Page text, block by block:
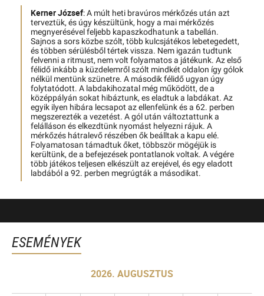
Kerner József: A múlt heti bravúros mérkőzés után azt
terveztük, és úgy készültünk, hogy a mai mérkőzés
megnyerésével feljebb kapaszkodhatunk a tabellán.
Sajnos a sors közbe szólt, több kulcsjátékos lebetegedett,
és többen sérülésből tértek vissza. Nem igazán tudtunk
felvenni a ritmust, nem volt folyamatos a játékunk. Az első
félidő inkább a küzdelemről szólt mindkét oldalon így gólok
nélkül mentünk szünetre. A második félidő ugyan úgy
folytatódott. A labdakihozatal még működött, de a
középpályán sokat hibáztunk, es eladtuk a labdákat. Az
egyik ilyen hibára lecsapot az ellenfelünk és a 62. perben
megszerezték a vezetést. A gól után változtattunk a
felálláson és elkezdtünk nyomást helyezni rájuk. A
mérkőzés hátralevő részében ők beálltak a kapu elé.
Folyamatosan támadtuk őket, többször mögéjük is
kerültünk, de a befejezések pontatlanok voltak. A végére
több játékos teljesen elkészült az erejével, és egy eladott
labdából a 92. perben megrúgták a másodikat.
ESEMÉNYEK
2026. AUGUSZTUS